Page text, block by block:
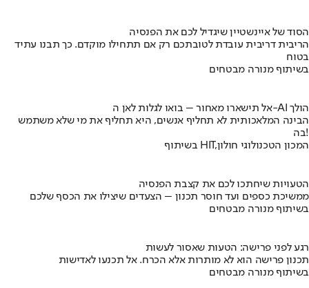
הסוד של איינשטיין שיגדיל לכם את הפנסיה
הריבית דריבית עובדת לטובתכם רק אם תתחילו מוקדם. כך תבנו עתיד
בטוח
בשיתוף מנורה מבטחים
אל תישארו מאחור – בואו לגלות לאן ה-AI הולך
הבינה המלאכותית לא תחליף אנשים, היא תחליף את מי שלא משתמש
בה!
בשיתוף HIT,המכון הטכנולוגי חולון
הטעויות שיחתכו לכם את קצבת הפנסיה
ממשיכת כספים ועד חוסר תכנון – הצעדים שיצילו את הכסף שלכם
בשיתוף מנורה מבטחים
רגע לפני פרישה: הטעות שאסור לעשות
תכנון פרישה הוא לא מותרות אלא הכרח. אל תכנעו לאדישות
בשיתוף מנורה מבטחים